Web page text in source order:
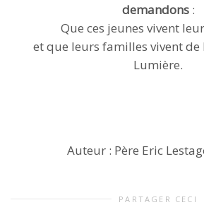
demandons:
Que ces jeunes vivent
et que leurs familles vivent de
Lumière.
Auteur : Père Eric
PARTAGER CECI